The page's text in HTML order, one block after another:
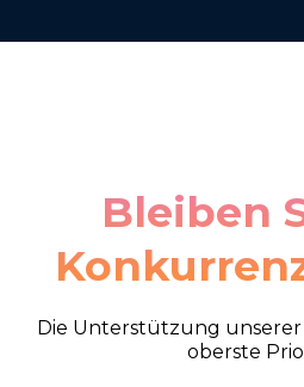
Bleiben
Die Unterstützung
oberste